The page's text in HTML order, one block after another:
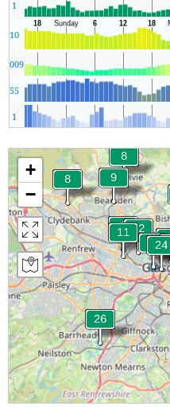
1
10
1009
55
1
+
−